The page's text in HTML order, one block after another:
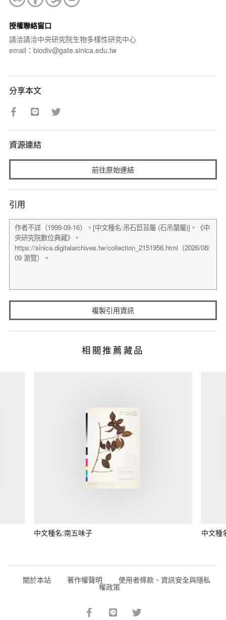
授權聯絡窗口
請洽請洽中央研究院生物多樣性研究中心
email：biodiv@gate.sinica.edu.tw
分享本文
資源連結
前往原始連結
引用
複製引用資訊
相關推薦藏品
中文種名:南五味子 中文種
關於本站 著作權聲明 使用者條款、資訊安全與隱私
權政策